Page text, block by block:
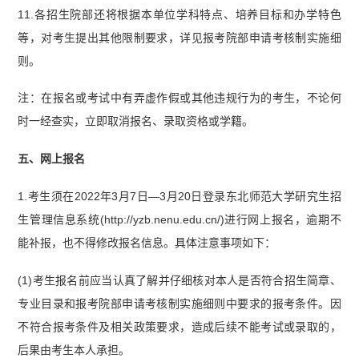
11.各招生院部还将根据本单位学科特点、培养目标和办学特色
等，对考生提出其他限制要求，详见报考院部申请考核制实施细
则。
注：在报名或考试中有弄虚作假或其他违规行为的考生，不论何
时一经查实，立即取消报名、录取资格或学籍。
五、网上报名
1.考生须在2022年3月7日—3月20日登录东北师范大学研究生招
生管理信息系统(http://yzb.nenu.edu.cn/)进行网上报名，逾期不
能补报，也不得修改报名信息。具体注意事项如下：
(1)考生报名前应当认真了解并仔细核对本人是否符合招生简章、
专业目录和报考院部申请考核制实施细则中要求的报考条件。因
不符合报考条件及相关政策要求，造成后续不能考试或录取的，
后果由考生本人承担。